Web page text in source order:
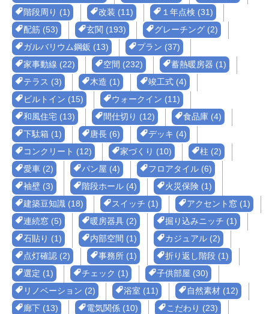
階段周り (1)
改装 (11)
１年点検 (31)
配筋 (53)
玄関 (193)
グレーチング (2)
ガルバリウム鋼鈑 (13)
プラン (37)
家事動線 (22)
空間 (232)
蓄熱暖房器 (1)
テラス (3)
木造 (1)
竣工式 (4)
ビルトイン (15)
ウォークイン (11)
和風住宅 (13)
間仕切り (12)
食品庫 (4)
下駄箱 (1)
唐長 (6)
デッキ (4)
コンクリート (12)
家づくり (10)
柱 (2)
愛車 (2)
パン屋 (4)
フロアタイル (6)
袖壁 (3)
階段ホール (4)
火災保険 (1)
建築豆知識 (18)
スイッチ (1)
アクセント窓 (1)
連続窓 (5)
暖房器具 (2)
掘り込みニッチ (1)
石貼り (1)
内部空間 (1)
カジュアル (2)
点灯確認 (2)
事務所 (1)
折り返し階段 (1)
選定 (1)
チェック (1)
子供部屋 (30)
リノベーション (2)
浴室 (11)
自然素材 (12)
廊下 (13)
電気関係 (10)
こだわり (23)